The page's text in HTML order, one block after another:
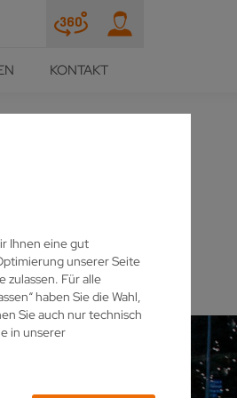
Ihnen eine gut
unserer Seite
zulassen. Für alle
haben Sie die Wahl,
Sie auch nur technisch
in unserer
KONTAKT